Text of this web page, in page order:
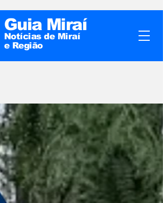
Guia Miraí
Notícias de Miraí
e Região